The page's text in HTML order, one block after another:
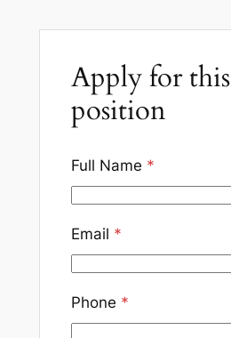
Apply for this
position
Full Name *
Email *
Phone *